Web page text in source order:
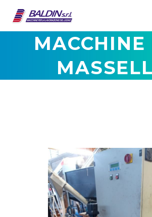
MACCHINE